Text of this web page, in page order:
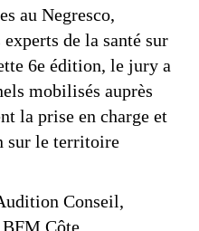
au Negresco,
de la santé sur
6e édition, le jury a
mobilisés auprès
la prise en charge et
sur le territoire
Conseil,
Côte